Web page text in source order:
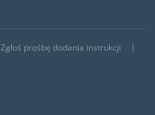
Zgłoś prośbę dodania instrukcji